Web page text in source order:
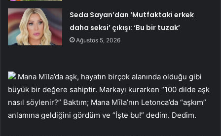
Seda Sayan’dan ‘Mutfaktaki erkek
daha seksi’ çıkışı: ‘Bu bir tuzak’
Ağustos 5, 2026
Mana Mīla’da aşk, hayatın birçok alanında olduğu gibi
büyük bir değere sahiptir. Markayı kurarken “100 dilde aşk
nasıl söylenir?” Baktım; Mana Mīla’nın Letonca’da “aşkım”
anlamına geldiğini gördüm ve “İşte bu!” dedim. Dedim.